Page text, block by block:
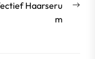
Haarseru
m